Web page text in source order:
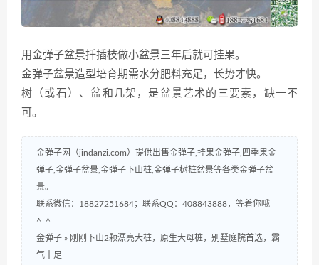
用金弹子盆景扦插枝做小盆景三年后就可挂果。
金弹子盆景造型培育期需水分肥料充足，长势才快。
树（或石）、盆和几架，是盆景艺术的三要素，缺一不
可。
金弹子网（jindanzi.com）提供出售金弹子,挂果金弹子,四季果金
弹子,金弹子盆景,金弹子下山桩,金弹子树桩盆景等各类金弹子盆
景。
联系微信：18827251684；联系QQ：408843888，等着你哦
^_^
金弹子 » 刚刚下山2颗漂亮大桩，原生大母桩，别墅庭院首选，霸
气十足